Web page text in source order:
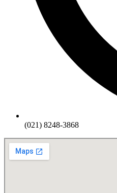
(021) 8248-3868